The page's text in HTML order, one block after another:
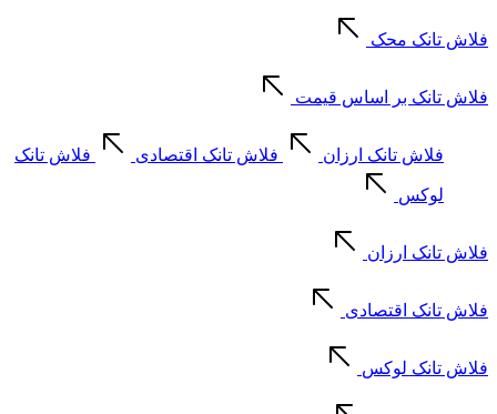
فلاش تانک محک
فلاش تانک بر اساس قیمت
فلاش تانک ارزان فلاش تانک اقتصادی فلاش تانک
لوکس
فلاش تانک ارزان
فلاش تانک اقتصادی
فلاش تانک لوکس